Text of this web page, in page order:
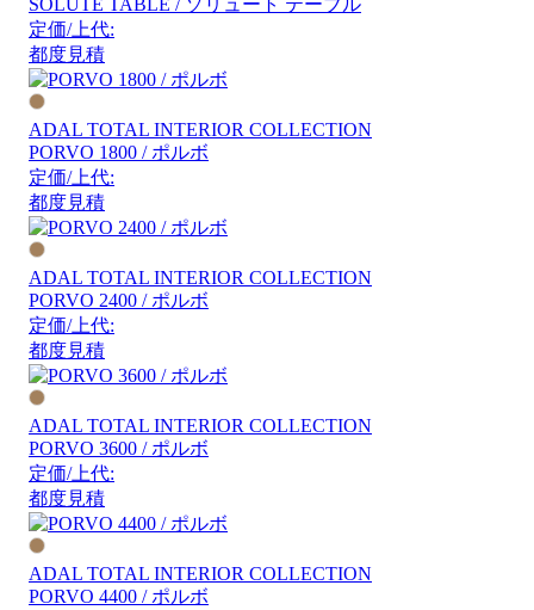
SOLUTE TABLE / ソリュート テーブル
定価/上代:
都度見積
ADAL TOTAL INTERIOR COLLECTION
PORVO 1800 / ポルボ
定価/上代:
都度見積
ADAL TOTAL INTERIOR COLLECTION
PORVO 2400 / ポルボ
定価/上代:
都度見積
ADAL TOTAL INTERIOR COLLECTION
PORVO 3600 / ポルボ
定価/上代:
都度見積
ADAL TOTAL INTERIOR COLLECTION
PORVO 4400 / ポルボ